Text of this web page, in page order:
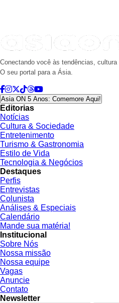
Conectando você às tendências,
O seu portal para a Ásia.
Asia ON 5 Anos: Comemore Aqui!
Editorias
Notícias
Cultura & Sociedade
Entretenimento
Turismo & Gastronomia
Estilo de Vida
Tecnologia & Negócios
Destaques
Perfis
Entrevistas
Colunista
Análises & Especiais
Calendário
Mande sua matéria!
Institucional
Sobre Nós
Nossa missão
Nossa equipe
Vagas
Anuncie
Contato
Newsletter